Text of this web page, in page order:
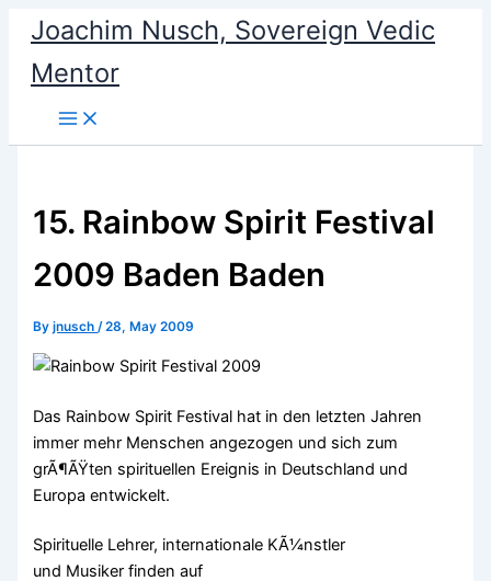
content
Joachim Nusch, Sovereign Vedic
Mentor
15. Rainbow Spirit Festival
2009 Baden Baden
Byjnusch/28, May 2009
Das Rainbow Spirit Festival hat in den letzten Jahren
immer mehr Menschen angezogen und sich zum
grÃ¶ÃŸten spirituellen Ereignis in Deutschland und
Europa entwickelt.
Spirituelle Lehrer, internationale KÃ¼nstler
und Musiker finden auf